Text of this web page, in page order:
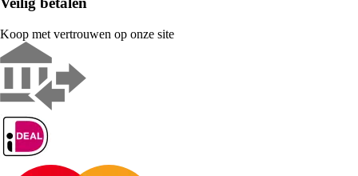
Koop met vertrouwen op onze site